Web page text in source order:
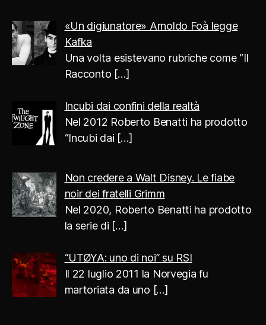
«Un digiunatore» Arnoldo Foà legge
Kafka
Una volta esistevano rubriche come “Il
Racconto […]
Incubi dai confini della realtà
Nel 2012 Roberto Benatti ha prodotto
“Incubi dai […]
Non credere a Walt Disney. Le fiabe
noir dei fratelli Grimm
Nel 2020, Roberto Benatti ha prodotto
la serie di […]
“UTØYA: uno di noi” su RSI
Il 22 luglio 2011 la Norvegia fu
martoriata da uno […]